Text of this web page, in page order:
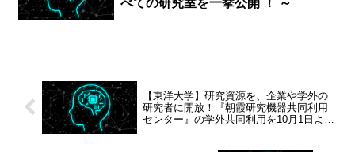
べての研究室を一挙公開 ！ ～
【東洋大学】研究資源を、企業や学外の
研究者に開放！『朝霞研究機器共同利用
センター』の学外共同利用を10月1日より